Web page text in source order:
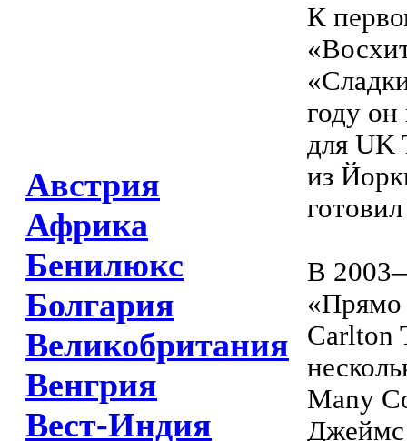
Австрия
Африка
Бенилюкс
Болгария
Великобритания
Венгрия
Вест-Индия
К
году
для UK
из
В
«Прямо
Carlton
Many
Джеймс